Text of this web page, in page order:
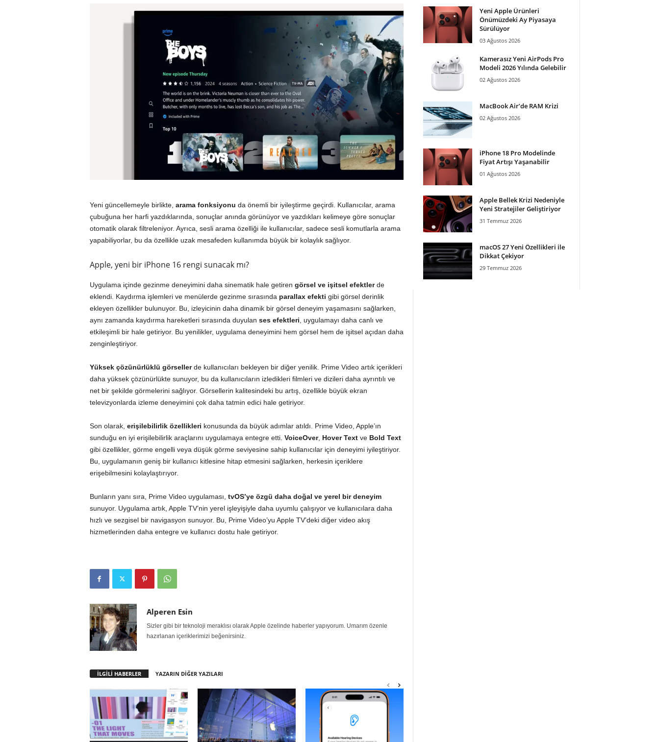
Yeni güncellemeyle birlikte, arama fonksiyonu da önemli bir iyileştirme geçirdi. Kullanıcılar, arama
çubuğuna her harfi yazdıklarında, sonuçlar anında görünüyor ve yazdıkları kelimeye göre sonuçlar
otomatik olarak filtreleniyor. Ayrıca, sesli arama özelliği ile kullanıcılar, sadece sesli komutlarla arama
yapabiliyorlar, bu da özellikle uzak mesafeden kullanımda büyük bir kolaylık sağlıyor.
Apple, yeni bir iPhone 16 rengi sunacak mı?
Uygulama içinde gezinme deneyimini daha sinematik hale getiren görsel ve işitsel efektlerde
eklendi. Kaydırma işlemleri ve menülerde gezinme sırasında parallax efekti gibi görsel derinlik
ekleyen özellikler bulunuyor. Bu, izleyicinin daha dinamik bir görsel deneyim yaşamasını sağlarken,
aynı zamanda kaydırma hareketleri sırasında duyulan ses efektleri , uygulamayı daha canlı ve
etkileşimli bir hale getiriyor. Bu yenilikler, uygulama deneyimini hem görsel hem de işitsel açıdan daha
zenginleştiriyor.
Yüksek çözünürlüklü görsellerde kullanıcıları bekleyen bir diğer yenilik. Prime Video artık içerikleri
daha yüksek çözünürlükte sunuyor, bu da kullanıcıların izledikleri filmleri ve dizileri daha ayrıntılı ve
net bir şekilde görmelerini sağlıyor. Görsellerin kalitesindeki bu artış, özellikle büyük ekran
televizyonlarda izleme deneyimini çok daha tatmin edici hale getiriyor.
Son olarak, erişilebilirlik özellikleri konusunda da büyük adımlar atıldı. Prime Video, Apple’ın
sunduğu en iyi erişilebilirlik araçlarını uygulamaya entegre etti. VoiceOver, Hover Textve Bold Text
gibi özellikler, görme engelli veya düşük görme seviyesine sahip kullanıcılar için deneyimi iyileştiriyor.
Bu, uygulamanın geniş bir kullanıcı kitlesine hitap etmesini sağlarken, herkesin içeriklere
erişebilmesini kolaylaştırıyor.
Bunların yanı sıra, Prime Video uygulaması, tvOS’ye özgü daha doğal ve yerel bir deneyim
sunuyor. Uygulama artık, Apple TV’nin yerel işleyişiyle daha uyumlu çalışıyor ve kullanıcılara daha
hızlı ve sezgisel bir navigasyon sunuyor. Bu, Prime Video’yu Apple TV’deki diğer video akış
hizmetlerinden daha entegre ve kullanıcı dostu hale getiriyor.
Alperen Esin
Sizler gibi bir teknoloji meraklısı olarak Apple özelinde haberler yapıyorum. Umarım özenle
hazırlanan içeriklerimizi beğenirsiniz.
İLGİLİ HABERLER YAZARIN DİĞER YAZILARI
Yeni Apple Ürünleri
Önümüzdeki Ay Piyasaya
Sürülüyor
03 Ağustos 2026
Kamerasız Yeni AirPods Pro
Modeli 2026 Yılında Gelebilir
02 Ağustos 2026
MacBook Air’de RAM Krizi
02 Ağustos 2026
iPhone 18 Pro Modelinde
Fiyat Artışı Yaşanabilir
01 Ağustos 2026
Apple Bellek Krizi Nedeniyle
Yeni Stratejiler Geliştiriyor
31 Temmuz 2026
macOS 27 Yeni Özellikleri ile
Dikkat Çekiyor
29 Temmuz 2026